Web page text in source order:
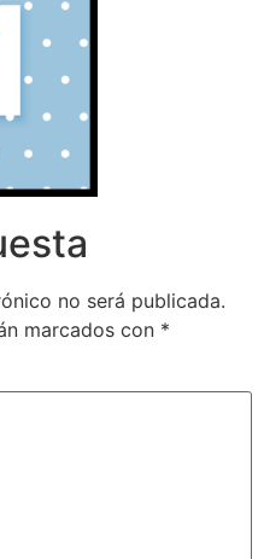
no será publicada.
marcados con *